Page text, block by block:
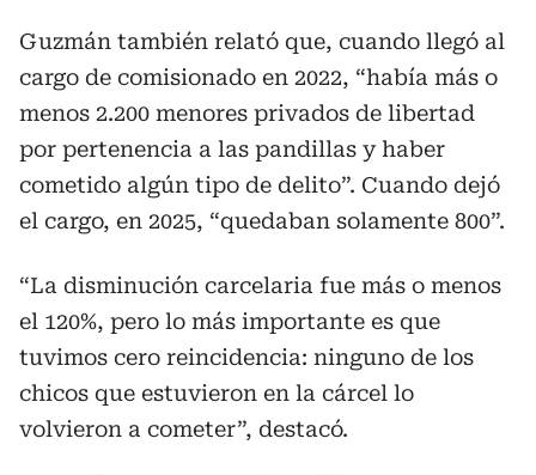
Guzmán también relató que, cuando llegó al
cargo de comisionado en 2022, “había más o
menos 2.200 menores privados de libertad
por pertenencia a las pandillas y haber
cometido algún tipo de delito”. Cuando dejó
el cargo, en 2025, “quedaban solamente 800”.
“La disminución carcelaria fue más o menos
el 120%, pero lo más importante es que
tuvimos cero reincidencia: ninguno de los
chicos que estuvieron en la cárcel lo
volvieron a cometer”, destacó.